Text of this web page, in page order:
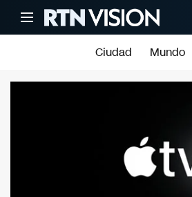
Ciudad Mundo